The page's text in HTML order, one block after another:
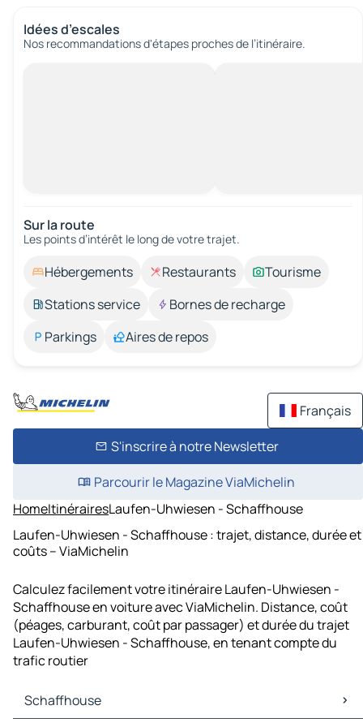
Idées d’escales
Nos recommandations d'étapes proches de l’itinéraire.
Sur la route
Les points d’intérêt le long de votre trajet.
Hébergements Restaurants
Tourisme
Stations service
Bornes de recharge
Parkings
Aires de repos
Français
S'inscrire à notre Newsletter
Parcourir le Magazine ViaMichelin
HomeItinérairesLaufen-Uhwiesen - Schaffhouse
Laufen-Uhwiesen - Schaffhouse : trajet, distance, durée et
coûts – ViaMichelin
Calculez facilement votre itinéraire Laufen-Uhwiesen -
Schaffhouse en voiture avec ViaMichelin. Distance, coût
(péages, carburant, coût par passager) et durée du trajet
Laufen-Uhwiesen - Schaffhouse, en tenant compte du
trafic routier
Schaffhouse